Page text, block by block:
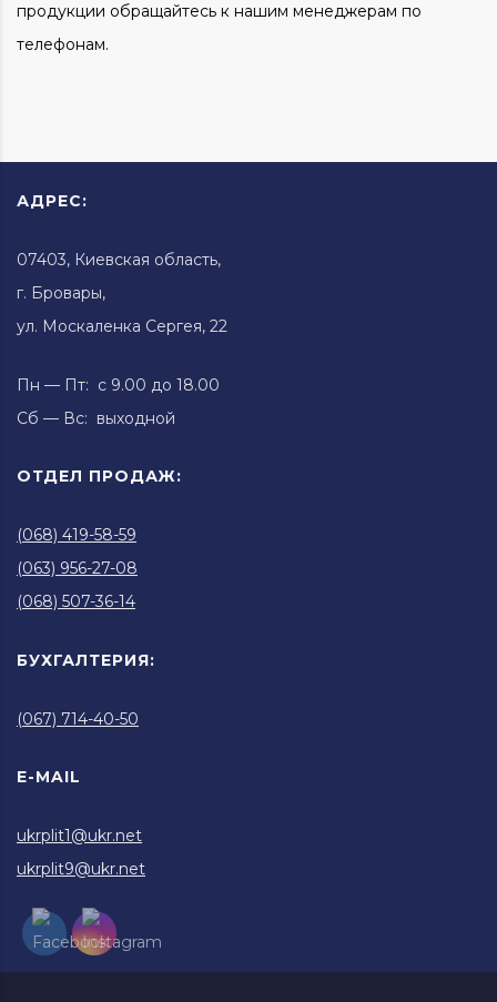
продукции обращайтесь к нашим менеджерам по
телефонам.
АДРЕС:
07403, Киевская область,
г. Бровары,
ул. Москаленка Сергея, 22
Пн — Пт: с 9.00 до 18.00
Сб — Вс: выходной
ОТДЕЛ ПРОДАЖ:
(068) 419-58-59
(063) 956-27-08
(068) 507-36-14
БУХГАЛТЕРИЯ:
(067) 714-40-50
E-MAIL
ukrplit1@ukr.net
ukrplit9@ukr.net